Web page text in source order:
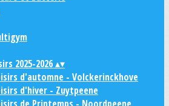
2025-2026▴▾
d'automne - Volckerinckhove
d'hiver - Zuytpeene